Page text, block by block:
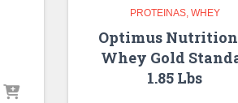
PROTEINAS WHEY
Optimus
Whey Gold
1.85 Lbs